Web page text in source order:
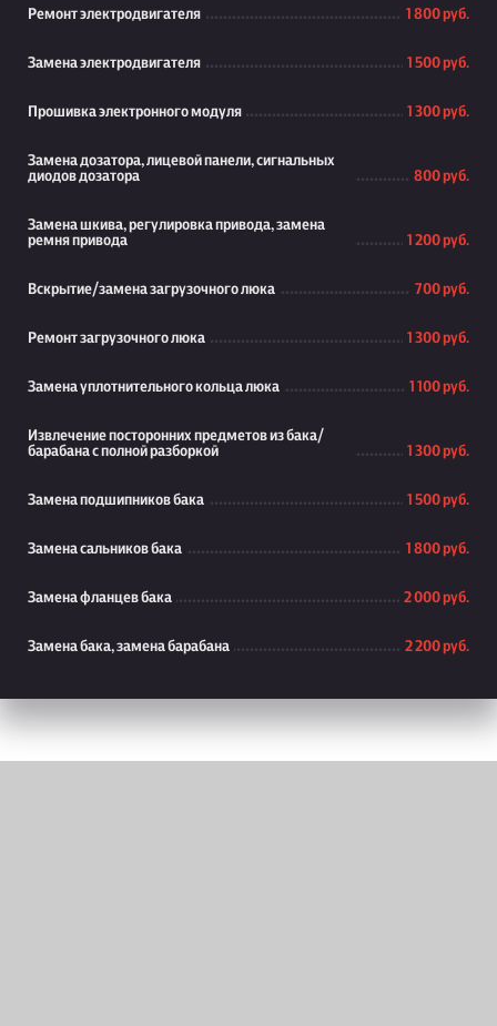
Ремонт электродвигателя 1 800 руб.
Замена электродвигателя 1 500 руб.
Прошивка электронного модуля 1 300 руб.
Замена дозатора, лицевой панели, сигнальных
диодов дозатора
800 руб.
Замена шкива, регулировка привода, замена
ремня привода
1 200 руб.
Вскрытие/замена загрузочного люка 700 руб.
Ремонт загрузочного люка 1 300 руб.
Замена уплотнительного кольца люка 1 100 руб.
Извлечение посторонних предметов из бака/
барабана с полной разборкой
1 300 руб.
Замена подшипников бака 1 500 руб.
Замена сальников бака 1 800 руб.
Замена фланцев бака 2 000 руб.
Замена бака, замена барабана 2 200 руб.